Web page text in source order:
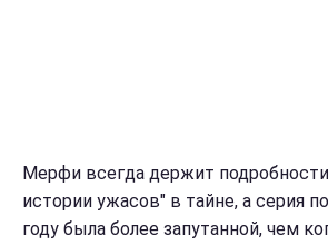
Мерфи всегда держит
истории ужасов" в тайне, а серия
году была более запутанной, чем